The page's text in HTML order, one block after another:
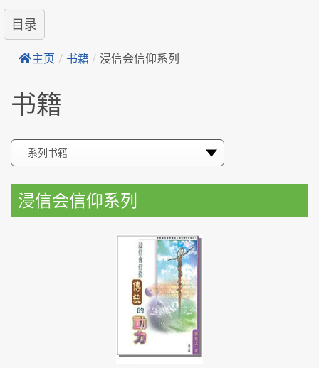
目录
主页 / 书籍 / 浸信会信仰系列
书籍
浸信会信仰系列